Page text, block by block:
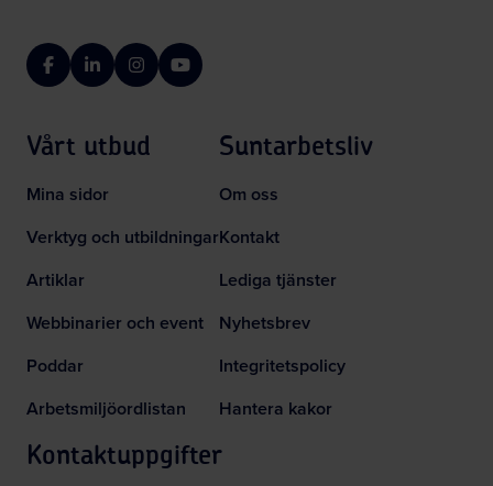
FacebookLinkedInInstagramYouTube
Vårt utbud
Mina sidor
Verktyg och utbildningar
Artiklar
Webbinarier och event
Poddar
Arbetsmiljöordlistan
Suntarbetsliv
Om oss
Kontakt
Lediga tjänster
Nyhetsbrev
Integritetspolicy
Hantera kakor
Kontaktuppgifter